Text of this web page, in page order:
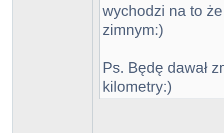
wychodzi na to
zimnym:)
Ps. Będę dawał
kilometry:)